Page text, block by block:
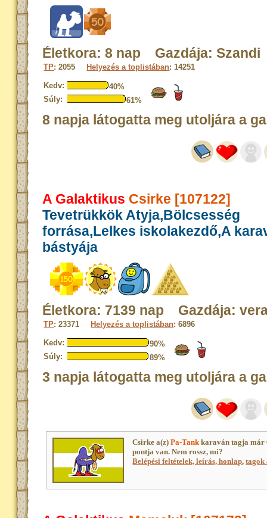
Életkora: 8 nap Gazdája: Szandi
TP: 2055 Helyezés a toplistában: 14251
Kedv:
40%
Súly:
61%
8 napja látogatta meg utoljára a
A Galaktikus Csirke [107122]
Tevetrükkök Atyja,Bölcsesség
forrása,Lelkes iskolakezdő,A
bástyája
Életkora: 7139 nap Gazdája:
TP: 23371 Helyezés a toplistában: 6896
Kedv:
90%
Súly:
89%
3 napja látogatta meg utoljára a
Csirke a(z)Pa-Tankkaraván tagja már
pontja van. Nem rossz, mi?
Belépési feltételek, leírás, honlap,tagok